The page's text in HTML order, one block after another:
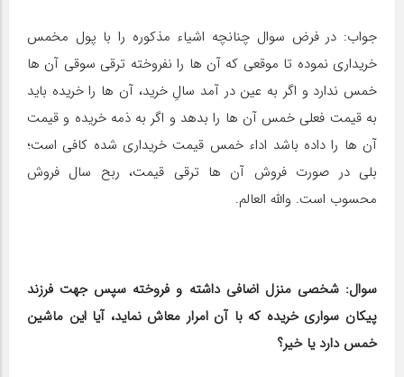
جواب: در فرض سوال چنانچه اشیاء مذکوره را با پول مخمس
خریداری نموده تا موقعی که آن ها را نفروخته ترقی سوقی آن ها
خمس ندارد و اگر به عین در آمد سالِ خرید، آن ها را خریده باید
به قیمت فعلی خمس آن ها را بدهد و اگر به ذمه خریده و قیمت
آن ها را داده باشد اداء خمس قیمت خریداری شده کافی است؛
بلی در صورت فروش آن ها ترقی قیمت، ربح سال فروش
محسوب است. والله العالم.
سوال: شخصی منزل اضافی داشته و فروخته سپس جهت فرزند
پیکان سواری خریده که با آن امرار معاش نماید، آیا این ماشین
خمس دارد یا خیر؟